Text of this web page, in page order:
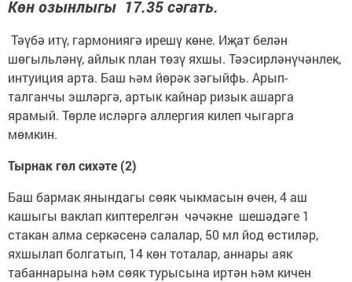
Көн озынлыгы 17.35 сәгать.
Тәүбә итү, гармониягә ирешү көне. Иҗат белән
шөгыльләнү, айлык план төзү яхшы. Тәэсирләнүчәнлек,
интуиция арта. Баш һәм йөрәк зәгыйфь. Арып-
талганчы эшләргә, артык кайнар ризык ашарга
ярамый. Төрле исләргә аллергия килеп чыгарга
мөмкин.
Тырнак гөл сихәте (2)
Баш бармак янындагы сөяк чыкмасын өчен, 4 аш
кашыгы ваклап киптерелгән чәчәкне шешәдәге 1
стакан алма серкәсенә салалар, 50 мл йод өстиләр,
яхшылап болгатып, 14 көн тоталар, аннары аяк
табаннарына һәм сөяк турысына иртән һәм кичен